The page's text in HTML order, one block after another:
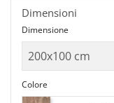
Colore
Dimensione
Dimensioni